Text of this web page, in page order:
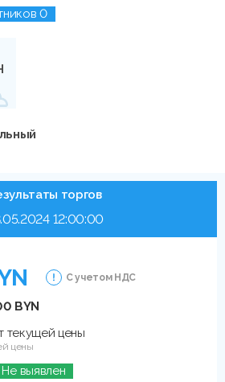
0
торгов
12:00:00
С учетом НДС
BYN
текущей цены
цены
Не выявлен